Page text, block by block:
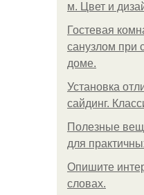
м. Цвет и
Гостевая
санузлом при
доме.
Установка
сайдинг.
Полезные
для
Опишите
словах.